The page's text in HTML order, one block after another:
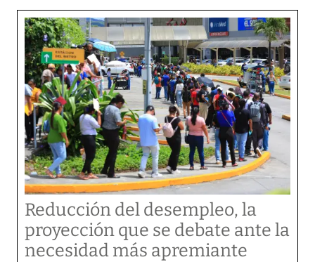
Reducción del desempleo, la
proyección que se debate ante la
necesidad más apremiante